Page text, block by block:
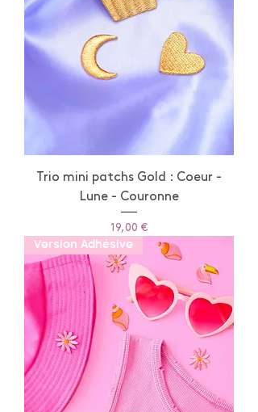
Trio mini patchs Gold : Coeur -
Lune - Couronne
Prix
19,00 €
Version Adhésive